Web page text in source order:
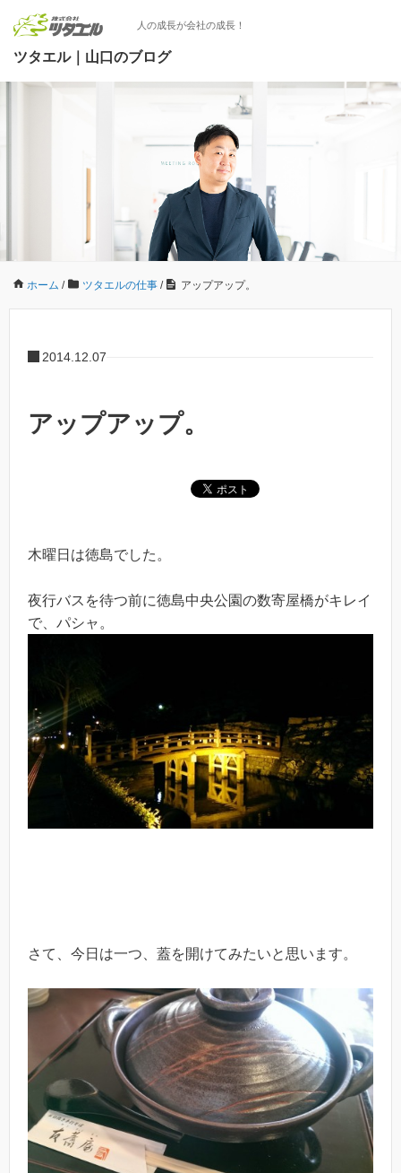
人の成長が会社の成長！
ツタエル｜山口のブログ
ホーム / ツタエルの仕事 / アップアップ。
2014.12.07
アップアップ。
木曜日は徳島でした。
夜行バスを待つ前に徳島中央公園の数寄屋橋がキレイ
で、パシャ。
さて、今日は一つ、蓋を開けてみたいと思います。